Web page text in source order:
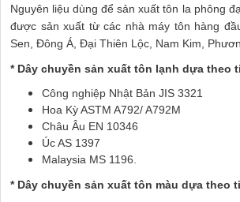
Nguyên liệu dùng để sản xuất tôn la phông
được sản xuất từ các nhà máy tôn hàng
Sen, Đông Á, Đại Thiên Lộc, Nam Kim,
* Dây chuyền sản xuất tôn lạnh dựa theo
Công nghiệp Nhật Bản JIS 3321
Hoa Kỳ ASTM A792/ A792M
Châu Âu EN 10346
Úc AS 1397
Malaysia MS 1196.
* Dây chuyền sản xuất tôn màu dựa theo